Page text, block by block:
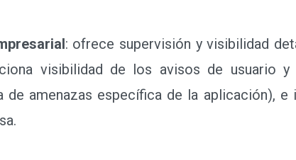
: ofrece supervisión y visibilidad
visibilidad de los avisos de usuario y
amenazas específica de la aplicación), e